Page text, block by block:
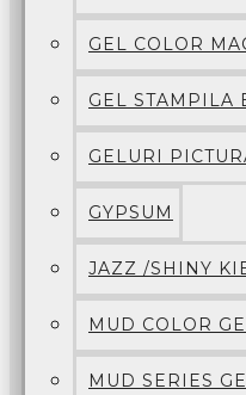
GEL COLOR
GEL STAMPILA
GELURI
GYPSUM
JAZZ /SHINY
MUD COLOR
MUD SERIES